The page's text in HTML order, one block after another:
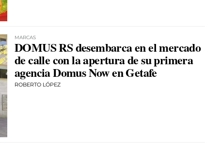
MARCAS
DOMUS RS desembarca en el mercado
de calle con la apertura de su primera
agencia Domus Now en Getafe
ROBERTO LÓPEZ